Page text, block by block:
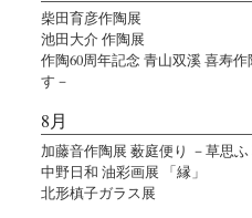
柴田育彦作陶展
池田大介 作陶展
作陶60周年記念 青山双溪 喜寿
す－
8月
加藤音作陶展 薮庭便り －草思ふ
中野日和 油彩画展 「縁」
北形槙子ガラス展